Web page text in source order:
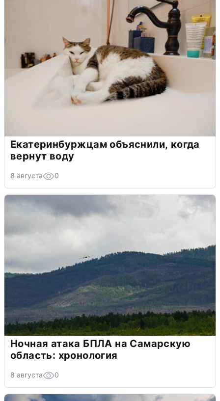
Екатеринбуржцам объяснили, когда
вернут воду
8 августа 0
Ночная атака БПЛА на Самарскую
область: хронология
8 августа 0